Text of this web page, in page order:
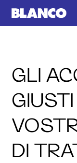
GLI
DI